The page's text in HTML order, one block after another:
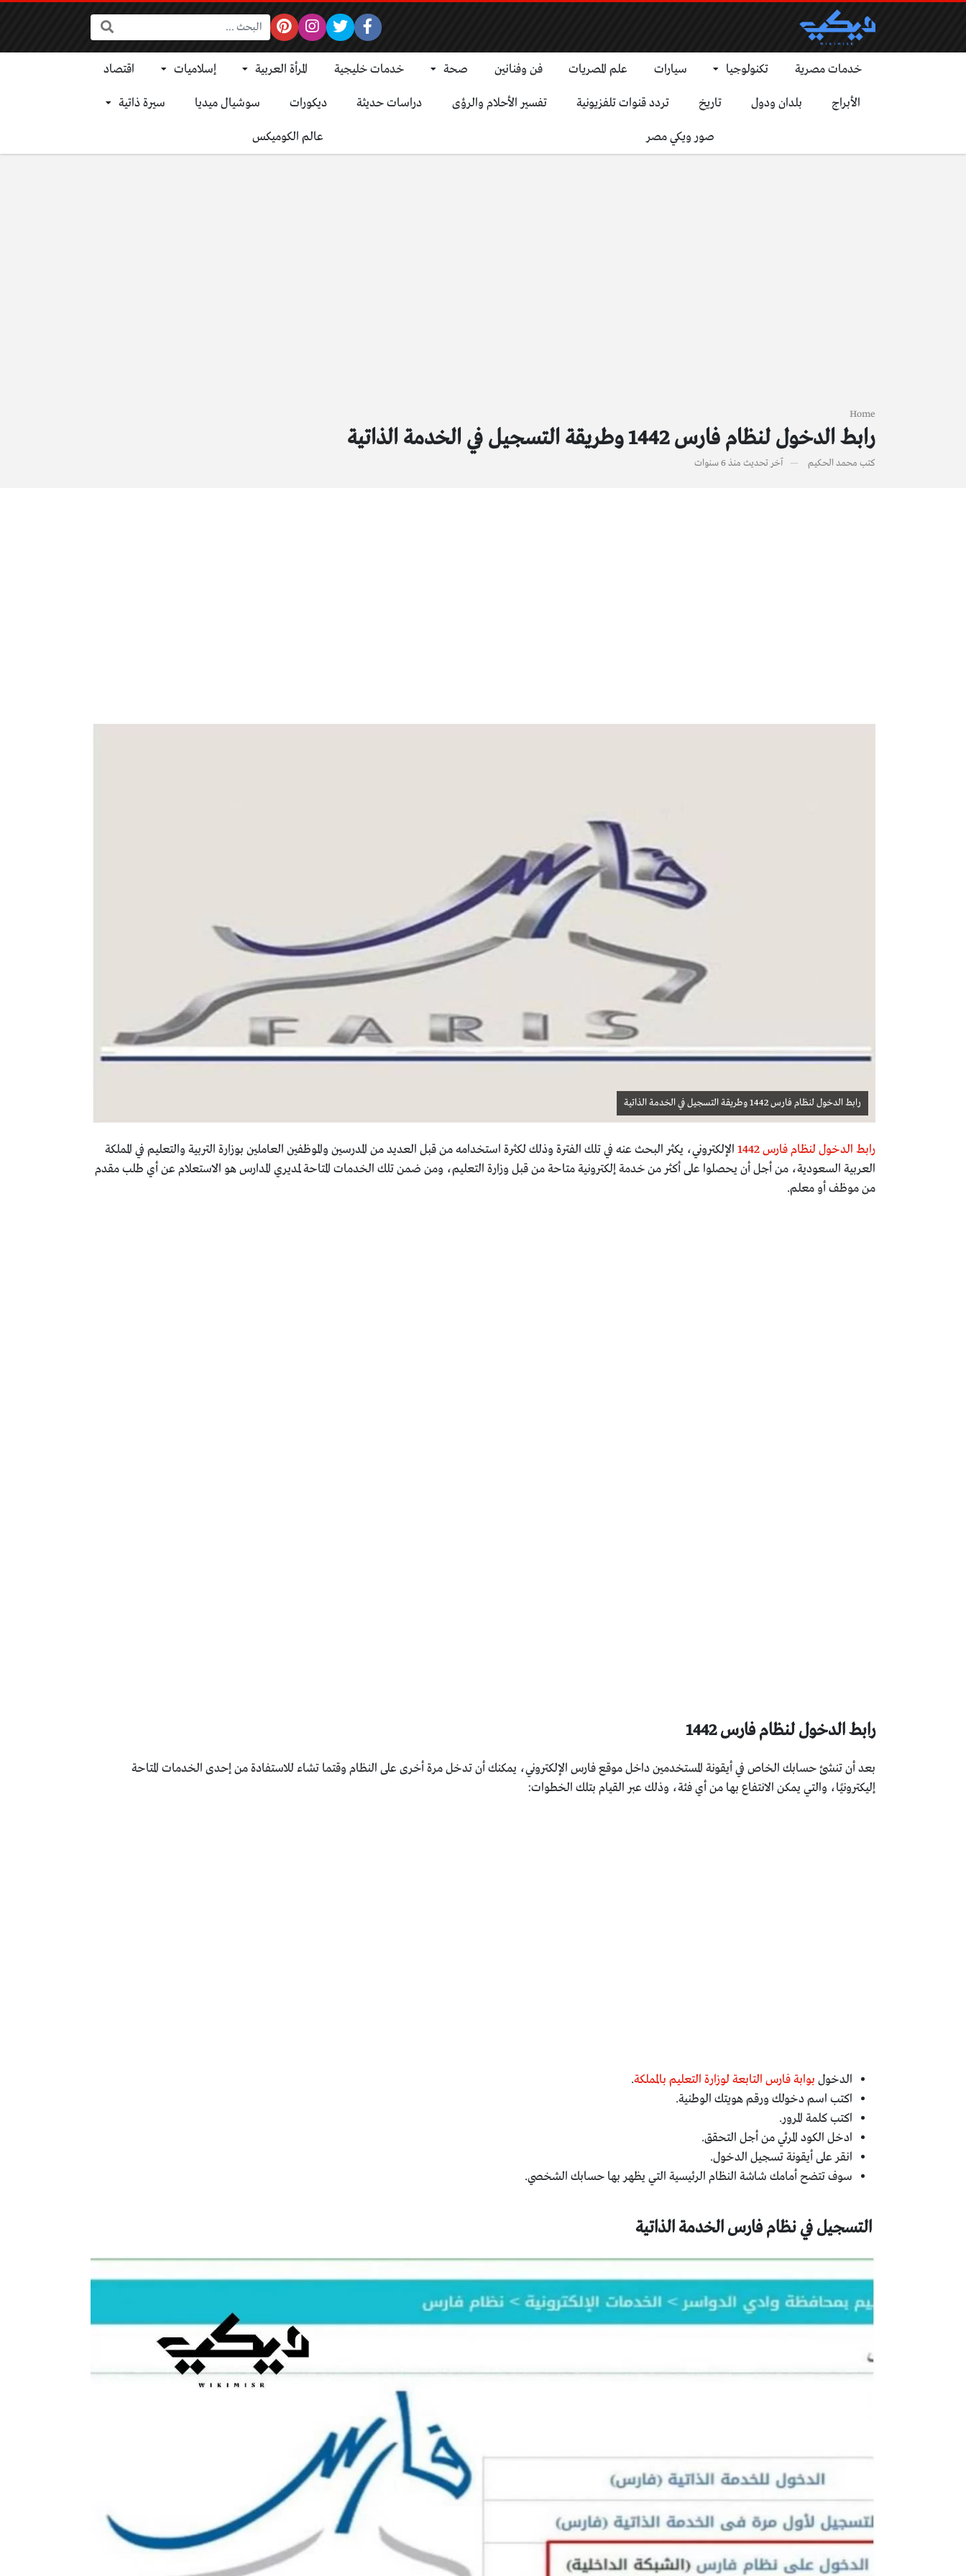
البحث:
خدمات مصرية تكنولوجيا سيارات علم المصريات فن وفنانين صحة خدمات خليجية المرأة العربية إسلاميات اقتصاد
الأبراج بلدان ودول تاريخ تردد قنوات تلفزيونية تفسير الأحلام والرؤى دراسات حديثة ديكورات سوشيال ميديا سيرة ذاتية
صور ويكي مصر عالم الكوميكس
Home
رابط الدخول لنظام فارس 1442 وطريقة التسجيل في الخدمة الذاتية
كتب محمد الحكيم آخر تحديث منذ 6 سنوات
رابط الدخول لنظام فارس 1442 وطريقة التسجيل في الخدمة الذاتية
رابط الدخول لنظام فارس 1442
الإلكتروني، يكثر البحث عنه في تلك الفترة وذلك لكثرة استخدامه من قبل العديد من المدرسين والموظفين العاملين بوزارة التربية والتعليم في المملكة
العربية السعودية، من أجل أن يحصلوا على أكثر من خدمة إلكترونية متاحة من قبل وزارة التعليم، ومن ضمن تلك الخدمات المتاحة لمديري المدارس هو الاستعلام عن أي طلب مقدم
من موظف أو معلم.
رابط الدخول لنظام فارس 1442
بعد أن تنشئ حسابك الخاص في أيقونة المستخدمين داخل موقع فارس الإلكتروني، يمكنك أن تدخل مرة أخرى على النظام وقتما تشاء للاستفادة من إحدى الخدمات المتاحة
إليكترونيًا، والتي يمكن الانتفاع بها من أي فئة، وذلك عبر القيام بتلك الخطوات:
الدخول بوابة فارس التابعة لوزارة التعليم بالمملكة.
اكتب اسم دخولك ورقم هويتك الوطنية.
اكتب كلمة المرور.
ادخل الكود المرئي من أجل التحقق.
انقر على أيقونة تسجيل الدخول.
سوف تتضح أمامك شاشة النظام الرئيسية التي يظهر بها حسابك الشخصي.
التسجيل في نظام فارس الخدمة الذاتية